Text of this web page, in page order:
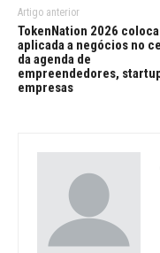
Artigo anterior
TokenNation 2026
aplicada a negócios no
da agenda de
empreendedores,
empresas